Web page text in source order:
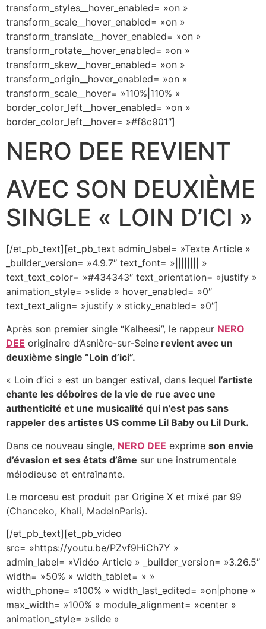
transform_styles__hover_enabled= »on »
transform_scale__hover_enabled= »on »
transform_translate__hover_enabled= »on »
transform_rotate__hover_enabled= »on »
transform_skew__hover_enabled= »on »
transform_origin__hover_enabled= »on »
transform_scale__hover= »110%|110% »
border_color_left__hover_enabled= »on »
border_color_left__hover= »#f8c901″]
NERO DEE REVIENT
AVEC SON DEUXIÈME
SINGLE « LOIN D’ICI »
[/et_pb_text][et_pb_text admin_label= »Texte Article »
_builder_version= »4.9.7″ text_font= »|||||||| »
text_text_color= »#434343″ text_orientation= »justify »
animation_style= »slide » hover_enabled= »0″
text_text_align= »justify » sticky_enabled= »0″]
Après son premier single “Kalheesi”, le rappeur NERO
DEE originaire d’Asnière-sur-Seine revient avec un
deuxième single “Loin d’ici”.
« Loin d’ici » est un banger estival, dans lequel l’artiste
chante les déboires de la vie de rue avec une
authenticité et une musicalité qui n’est pas sans
rappeler des artistes US comme Lil Baby ou Lil Durk.
Dans ce nouveau single, NERO DEE exprime son envie
d’évasion et ses états d’âme sur une instrumentale
mélodieuse et entraînante.
Le morceau est produit par Origine X et mixé par 99
(Chanceko, Khali, MadeInParis).
[/et_pb_text][et_pb_video
src= »https://youtu.be/PZvf9HiCh7Y »
admin_label= »Vidéo Article » _builder_version= »3.26.5″
width= »50% » width_tablet= » »
width_phone= »100% » width_last_edited= »on|phone »
max_width= »100% » module_alignment= »center »
animation_style= »slide »